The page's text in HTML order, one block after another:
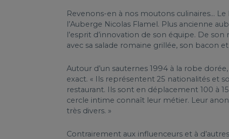
Revenons-en à nos moutons culinaires...
l’Auberge Nicolas Flamel. Plus ancienne
l’esprit d’innovation de son équipe. De
avec sa salade romaine grillée, son bacon et
Autour d’un sauternes 1994 à la robe
exact. « Ils représentent 25 nationalités et
restaurant. Ils sont en déplacement 100 à
cercle intime connaît leur métier. Leur
très divers. »
Contrairement aux influenceurs et à